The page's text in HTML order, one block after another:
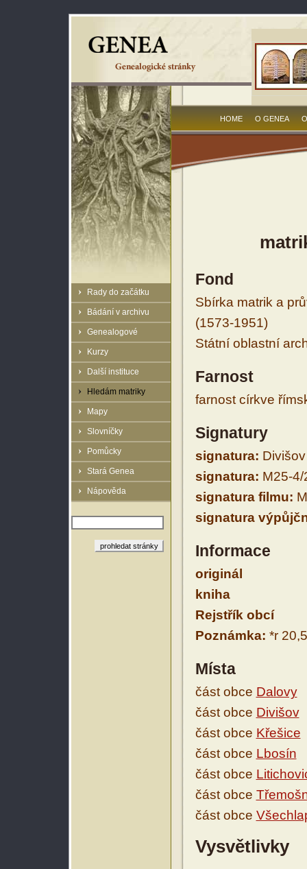
Rady do začátku
Bádání v archivu
Genealogové
Kurzy
Další instituce
Hledám matriky
Mapy
Slovníčky
Pomůcky
Stará Genea
Nápověda
HOME O GENEA
Fond
Sbírka matrik a
(1573-1951)
Státní oblastní
Farnost
farnost církve
Signatury
signatura:
signatura: M25-4/
signatura filmu:
signatura
Informace
originál
kniha
Rejstřík obcí
Poznámka: *r
Místa
část obce Dalovy
část obce Divišov
část obce Křešice
část obce Lbosín
část obce
část obce
část obce
Vysvětlivky